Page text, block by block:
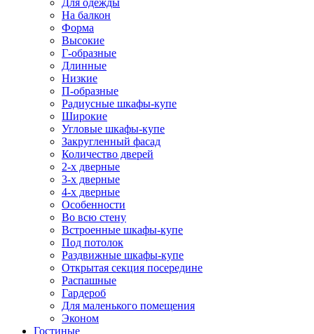
Для одежды
На балкон
Форма
Высокие
Г-образные
Длинные
Низкие
П-образные
Радиусные шкафы-купе
Широкие
Угловые шкафы-купе
Закругленный фасад
Количество дверей
2-х дверные
3-х дверные
4-х дверные
Особенности
Во всю стену
Встроенные шкафы-купе
Под потолок
Раздвижные шкафы-купе
Открытая секция посередине
Распашные
Гардероб
Для маленького помещения
Эконом
Гостиные